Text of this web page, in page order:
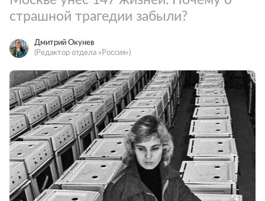
страшной трагедии забыли?
Дмитрий Окунев
(Редактор отдела «Россия»)